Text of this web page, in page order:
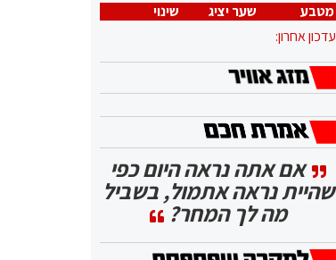
מטבע שער יציג
שינוי
עדכון אחרון:
אם אתה נראה היום כפי
שהיית נראה אתמול, בשביל
מה לך המחר?